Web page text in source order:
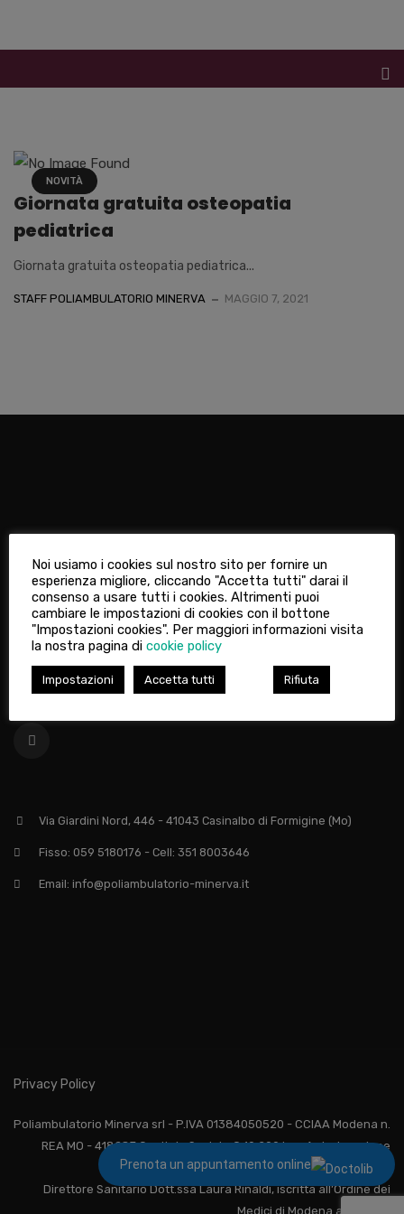
NOVITÀ
Giornata gratuita osteopatia
pediatrica
Giornata gratuita osteopatia pediatrica...
STAFF POLIAMBULATORIO MINERVA MAGGIO 7, 2021
posto.
Punto prelievi, studi specialistici, fisiochinesiterapia e
rieducazione funzionale.
Seguici su:
Prenota un appuntamento online
Via Giardini Nord, 446 - 41043 Casinalbo di Formigine (Mo)
Fisso: 059 5180176 - Cell: 351 8003646
Email: info@poliambulatorio-minerva.it
Privacy Policy
Poliambulatorio Minerva srl - P.IVA 01384050520 - CCIAA Modena n.
REA MO - 418287 Capitale Sociale € 10.200 i.v. - Autorizzazione
Sanitaria N. 3153
Direttore Sanitario Dott.ssa Laura Rinaldi, iscritta all’Ordine dei
Medici di Modena al N. 6595
Noi usiamo i cookies sul nostro sito per fornire un
esperienza migliore, cliccando "Accetta tutti" darai il
consenso a usare tutti i cookies. Altrimenti puoi
cambiare le impostazioni di cookies con il bottone
"Impostazioni cookies". Per maggiori informazioni visita
la nostra pagina di cookie policy
Impostazioni Accetta tutti Rifiuta